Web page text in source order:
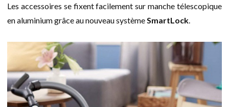
Les accessoires se fixent facilement sur manche télescopique
en aluminium grâce au nouveau système SmartLock